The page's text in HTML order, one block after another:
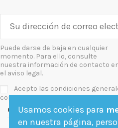
Puede darse de baja en cualquier
momento. Para ello, consulte
nuestra información de contacto
el aviso legal.
Acepto las condiciones
confidencialidad
Contact us
Usamos cookies para
en nuestra página,